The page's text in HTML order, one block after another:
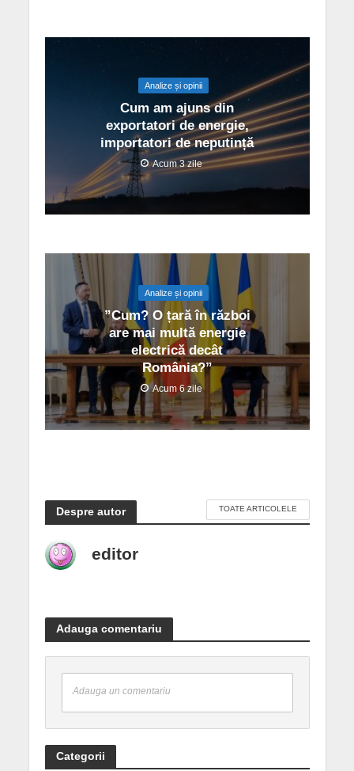
Analize și opinii
Cum am ajuns din
exportatori de energie,
importatori de neputință
Acum 3 zile
Analize și opinii
”Cum? O țară în război
are mai multă energie
electrică decât
România?”
Acum 6 zile
Despre autor TOATE ARTICOLELE
editor
Adauga comentariu
Adauga un comentariu
Categorii